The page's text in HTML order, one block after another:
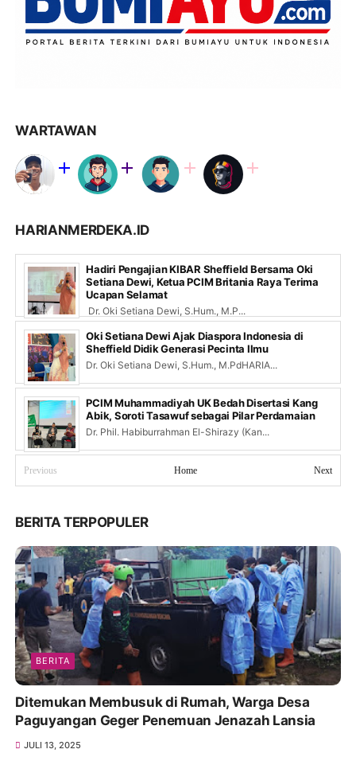
WARTAWAN
HARIANMERDEKA.ID
Hadiri Pengajian KIBAR Sheffield Bersama Oki
Setiana Dewi, Ketua PCIM Britania Raya Terima
Ucapan Selamat
Dr. Oki Setiana Dewi, S.Hum., M.P...
Oki Setiana Dewi Ajak Diaspora Indonesia di
Sheffield Didik Generasi Pecinta Ilmu
Dr. Oki Setiana Dewi, S.Hum., M.PdHARIA...
PCIM Muhammadiyah UK Bedah Disertasi Kang
Abik, Soroti Tasawuf sebagai Pilar Perdamaian
Dr. Phil. Habiburrahman El-Shirazy (Kan...
Previous Next
Home
BERITA TERPOPULER
BERITA
Ditemukan Membusuk di Rumah, Warga Desa
Paguyangan Geger Penemuan Jenazah Lansia
JULI 13, 2025